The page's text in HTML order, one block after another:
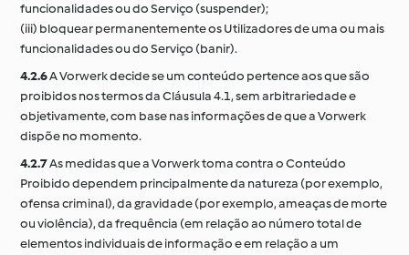
funcionalidades ou do Serviço (suspender);
(iii) bloquear permanentemente os Utilizadores de uma ou mais
funcionalidades ou do Serviço (banir).
4.2.6A Vorwerk decide se um conteúdo pertence aos que são
proibidos nos termos da Cláusula 4.1, sem arbitrariedade e
objetivamente, com base nas informações de que a Vorwerk
dispõe no momento.
4.2.7As medidas que a Vorwerk toma contra o Conteúdo
Proibido dependem principalmente da natureza (por exemplo,
ofensa criminal), da gravidade (por exemplo, ameaças de morte
ou violência), da frequência (em relação ao número total de
elementos individuais de informação e em relação a um